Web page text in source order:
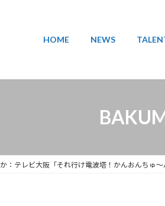
HOME NEWS
：テレビ大阪「それ行け電波塔！かんおんちゅ～